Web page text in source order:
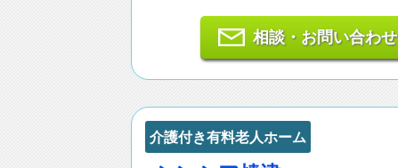
相談・お問い合わせ
介護付き有料老人ホーム